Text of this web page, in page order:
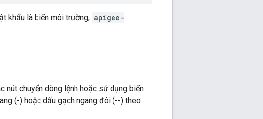
khẩu là biến môi trường, apigee-
nút chuyển dòng lệnh hoặc sử dụng biến
(-) hoặc dấu gạch ngang đôi (--) theo